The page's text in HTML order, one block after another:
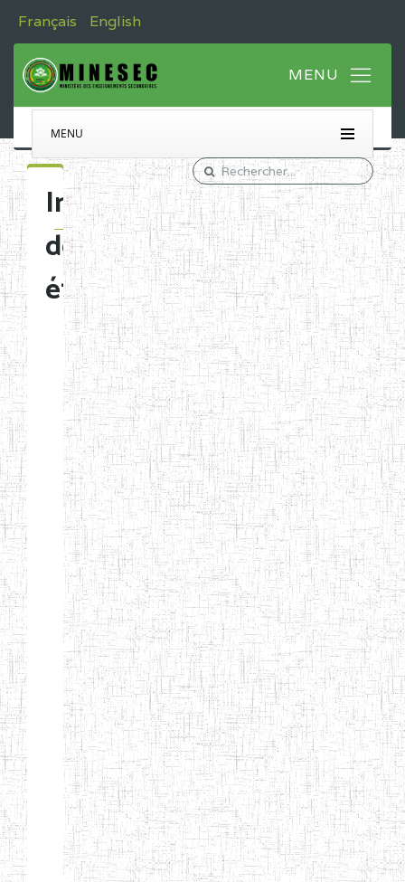
Français English
MENU
Immatriculation
des
établissements
Etablissements
d'enseignement
normal
ENI
Chercher:
Effacer les filtres
Denomination
Type
Nature